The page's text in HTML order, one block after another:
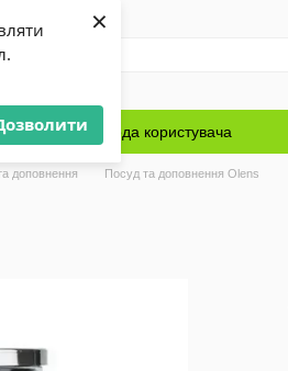
×
Блог Угода користувача
доповнення Посуд та доповнення Olens